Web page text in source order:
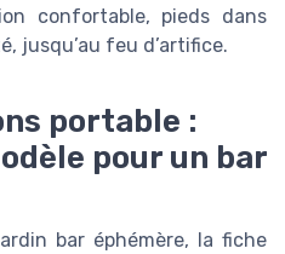
confortable, pieds dans
jusqu’au feu d’artifice.
portable :
pour un bar
bar éphémère, la fiche